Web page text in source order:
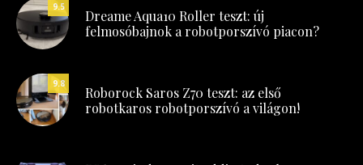
9.5
Dreame Aqua10 Roller teszt: új
felmosóbajnok a robotporszívó piacon?
9.8
Roborock Saros Z70 teszt: az első
robotkaros robotporszívó a világon!